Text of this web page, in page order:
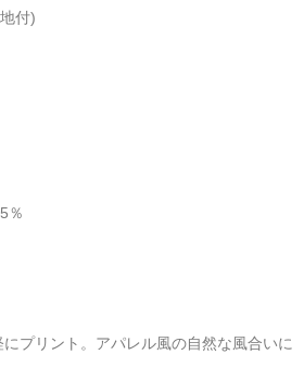
付)
％
プリント。アパレル風の自然な風合いに